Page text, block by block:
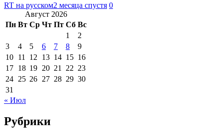
RT на русском2 месяца спустя 0
Август 2026
Пн Вт Ср Чт Пт Сб Вс
1
2
3
4 5 6 7 8
9
10 11 12 13 14 15 16
17 18 19 20 21 22 23
24 25 26 27 28 29 30
31
« Июл
Рубрики